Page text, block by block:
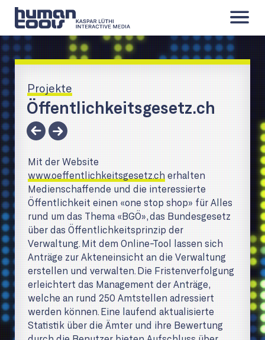
Kontakt
Projekte
Öffentlichkeitsgesetz.ch
Mit der Website
www.oeffentlichkeitsgesetz.ch erhalten
Medienschaffende und die interessierte
Öffentlichkeit einen «one stop shop» für Alles
rund um das Thema «BGÖ», das Bundesgesetz
über das Öffentlichkeitsprinzip der
Verwaltung. Mit dem Online-Tool lassen sich
Anträge zur Akteneinsicht an die Verwaltung
erstellen und verwalten. Die Fristenverfolgung
erleichtert das Management der Anträge,
welche an rund 250 Amtstellen adressiert
werden können. Eine laufend aktualisierte
Statistik über die Ämter und ihre Bewertung